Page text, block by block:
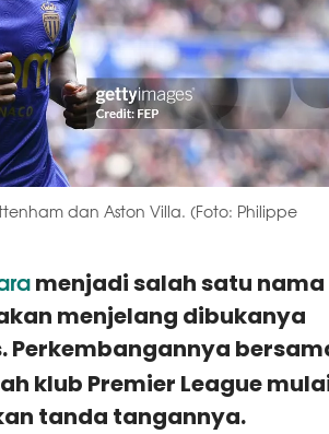
dan Aston Villa. (Foto: Philippe
menjadi salah satu nama
menjelang dibukanya
Perkembangannya
klub Premier League
tanda tangannya.